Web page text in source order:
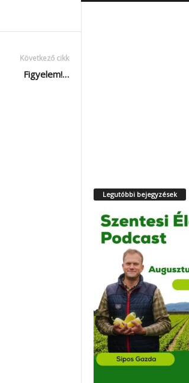
Következő cikk
Figyelem!…
Legutóbbi bejegyzések